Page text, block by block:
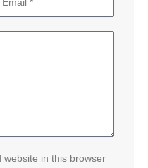
website in this browser